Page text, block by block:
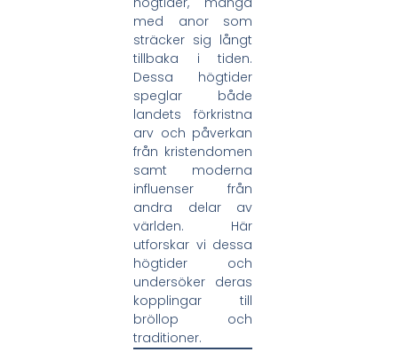
med anor som
sträcker sig långt
tillbaka i tiden.
Dessa högtider
speglar både
landets förkristna
arv och påverkan
från kristendomen
samt moderna
influenser från
andra delar av
världen. Här
utforskar vi dessa
högtider och
undersöker deras
kopplingar till
bröllop och
traditioner.